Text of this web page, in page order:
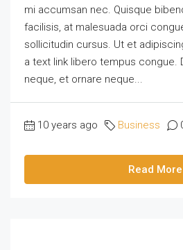
mi accumsan nec. Quisque
facilisis, at malesuada orci
sollicitudin cursus. Ut et
a text link libero tempus congue.
neque, et ornare neque...
10 years ago Business
Read More